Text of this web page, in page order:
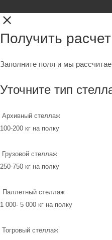
Получить
Заполните поля и мы
Уточните тип
Архивный стеллаж
100-200 кг на полку
Грузовой стеллаж
250-750 кг на полку
Паллетный стеллаж
1 000- 5 000 кг на полку
Тогровый стеллаж